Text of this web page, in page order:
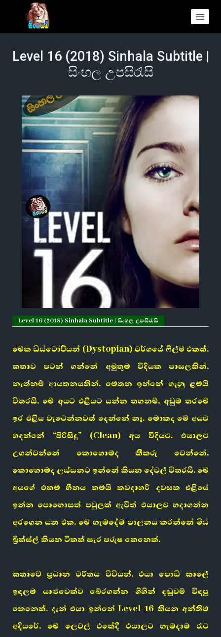
Level 16 (2018) Sinhala Subtitle |
සිංහල උපසිරැසි
Level 16 (2018) Sinhala Subtitle | සිංහල උපසිරැසි
මේක ඩිස්ටෝපියන් (Dystopian) වර්ගයේ ෆිල්ම් එකක්.
කතාව පටන් ගන්නේ අමුතුම විදියක පාසලකින්,
නැත්නම් ආයතනයකින්. මෙතන ඉන්නේ ගෑනු ළමයි
විතරයි. මේ අයට එළියට යන්න තහනම්, අඩුම තරමේ
ඉර එළිය වැටෙන්නවත් දෙන්නේ නෑ. මොකද මේ අයව
හදන්නේ “පිරිසිදු” (Clean) අය විදියට. එයාලට
උගන්වන්නේ කොහොමද කීකරු වෙන්නේ,
කොහොමද ලස්සනට ඉන්නේ කියන දේවල් විතරයි. මේ
අයගේ එකම හීනය තමයි කවදාහරි දවසක එළියේ
ඉන්න පොහොසත් පවුලක් ඇවිත් එයාලව හදාගන්න
අරගෙන යන එක. මේ හැමදේම පාලනය කරන්නේ මිස්
බ්‍රික්ස්ල් කියන ටිකක් සැර පරුෂ කෙනෙක්.
කතාවේ ප්‍රධාන චරිතය විවියන්. එයා පොඩි කාලේ
ඉඳලම යාළුවෙක්ව බේරගන්න ගිහින් දඬුවම් විඳපු
කෙනෙක්. දැන් එයා ඉන්නේ Level 16 කියන අන්තිම
අදියරේ. මේ ලෙවල් එකේදී එයාලට හැමදාම රෑට